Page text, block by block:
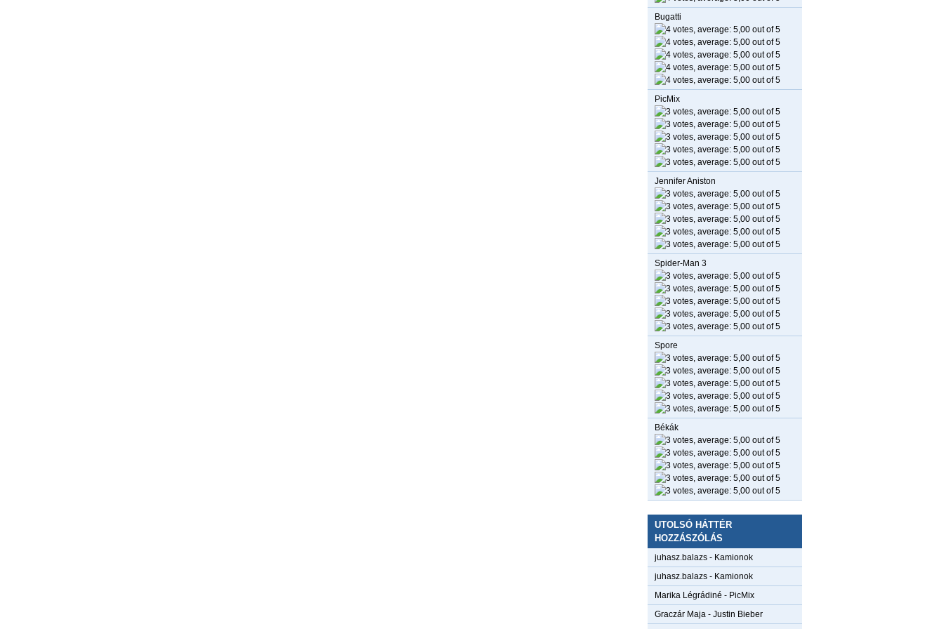
Bugatti
PicMix
Jennifer Aniston
Spider-Man 3
Spore
Békák
UTOLSÓ HÁTTÉR
HOZZÁSZÓLÁS
juhasz.balazs - Kamionok
juhasz.balazs - Kamionok
Marika Légrádiné - PicMix
Graczár Maja - Justin Bieber